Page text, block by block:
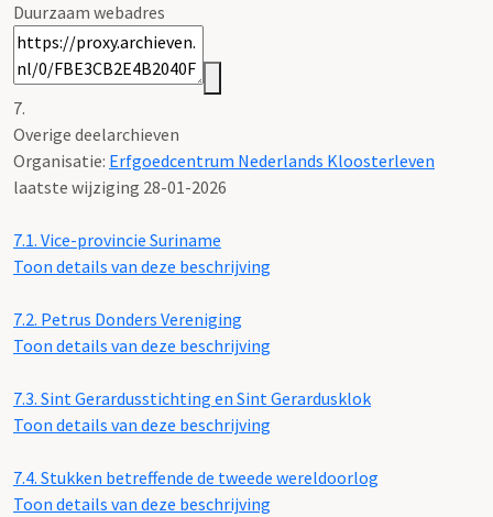
Duurzaam webadres
7.
Overige deelarchieven
Organisatie: Erfgoedcentrum Nederlands Kloosterleven
laatste wijziging 28-01-2026
7.1. Vice-provincie Suriname
Toon details van deze beschrijving
7.2. Petrus Donders Vereniging
Toon details van deze beschrijving
7.3. Sint Gerardusstichting en Sint Gerardusklok
Toon details van deze beschrijving
7.4. Stukken betreffende de tweede wereldoorlog
Toon details van deze beschrijving